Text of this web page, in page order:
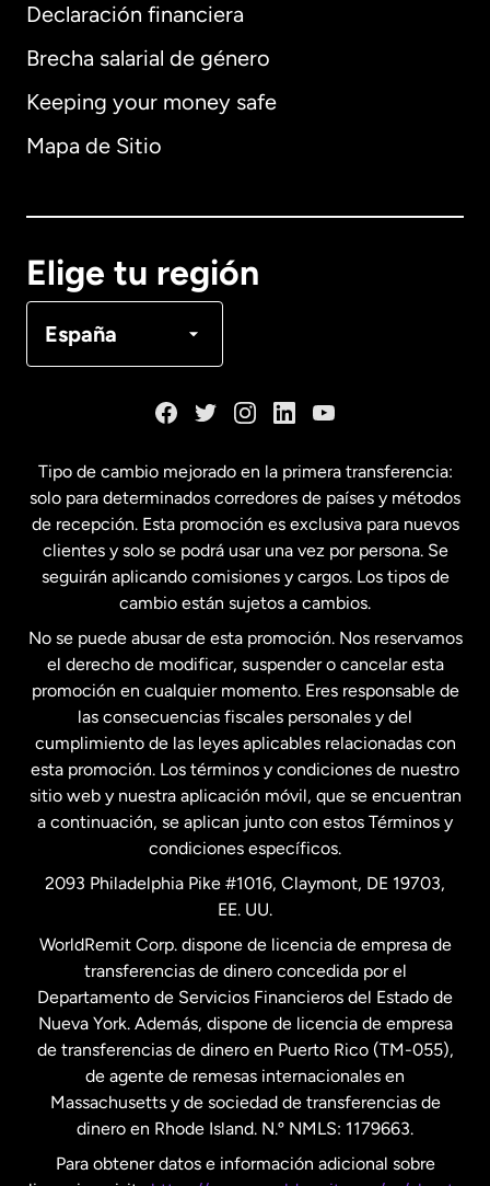
Declaración financiera
Brecha salarial de género
Keeping your money safe
Mapa de Sitio
Elige tu región
España
Alemania
Français
Estados Unidos English
Estados Unidos Español
Francia
Malasia
Nueva Zelanda
Países Bajos
Suecia
Tipo de cambio mejorado en la primera transferencia:
solo para determinados corredores de países y métodos
de recepción. Esta promoción es exclusiva para nuevos
clientes y solo se podrá usar una vez por persona. Se
seguirán aplicando comisiones y cargos. Los tipos de
cambio están sujetos a cambios.
No se puede abusar de esta promoción. Nos reservamos
el derecho de modificar, suspender o cancelar esta
promoción en cualquier momento. Eres responsable de
las consecuencias fiscales personales y del
cumplimiento de las leyes aplicables relacionadas con
esta promoción. Los términos y condiciones de nuestro
sitio web y nuestra aplicación móvil, que se encuentran
a continuación, se aplican junto con estos Términos y
condiciones específicos.
2093 Philadelphia Pike #1016, Claymont, DE 19703,
EE. UU.
WorldRemit Corp. dispone de licencia de empresa de
transferencias de dinero concedida por el
Departamento de Servicios Financieros del Estado de
Nueva York. Además, dispone de licencia de empresa
de transferencias de dinero en Puerto Rico (TM-055),
de agente de remesas internacionales en
Massachusetts y de sociedad de transferencias de
dinero en Rhode Island. N.º NMLS: 1179663.
Para obtener datos e información adicional sobre